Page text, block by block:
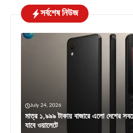
সর্বশেষ নিউজ
July 24, 2026
মাত্র ১,৯৯৯ টাকায় বাজারে এলো দেশের
যাবে ওয়ালেটে